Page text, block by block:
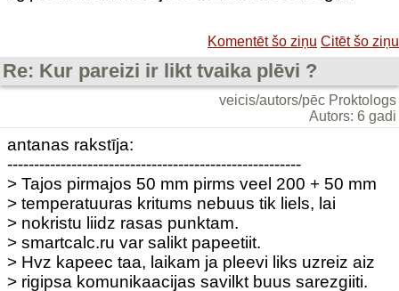
Komentēt šo ziņu Citēt šo ziņu
Re: Kur pareizi ir likt tvaika plēvi ?
veicis/autors/pēc Proktologs
Autors: 6 gadi
antanas rakstīja:
-------------------------------------------------------
> Tajos pirmajos 50 mm pirms veel 200 + 50 mm
> temperatuuras kritums nebuus tik liels, lai
> nokristu liidz rasas punktam.
> smartcalc.ru var salikt papeetiit.
> Hvz kapeec taa, laikam ja pleevi liks uzreiz aiz
> rigipsa komunikaacijas savilkt buus sarezgiiti.